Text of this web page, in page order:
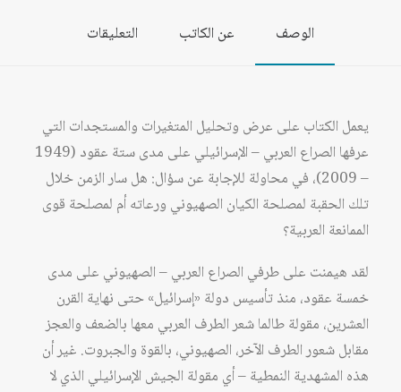
الوصف عن الكاتب التعليقات
يعمل الكتاب على عرض وتحليل المتغيرات والمستجدات التي
عرفها الصراع العربي – الإسرائيلي على مدى ستة عقود (1949
– 2009)، في محاولة للإجابة عن سؤال: هل سار الزمن خلال
تلك الحقبة لمصلحة الكيان الصهيوني ورعاته أم لمصلحة قوى
الممانعة العربية؟
لقد هيمنت على طرفي الصراع العربي – الصهيوني على مدى
خمسة عقود، منذ تأسيس دولة «إسرائيل» حتى نهاية القرن
العشرين، مقولة طالما شعر الطرف العربي معها بالضعف والعجز
مقابل شعور الطرف الآخر، الصهيوني، بالقوة والجبروت. غير أن
هذه المشهدية النمطية – أي مقولة الجيش الإسرائيلي الذي لا